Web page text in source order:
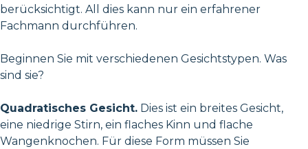
berücksichtigt. All dies kann nur ein erfahrener
Fachmann durchführen.
Beginnen Sie mit verschiedenen Gesichtstypen. Was
sind sie?
Quadratisches Gesicht. Dies ist ein breites Gesicht,
eine niedrige Stirn, ein flaches Kinn und flache
Wangenknochen. Für diese Form müssen Sie